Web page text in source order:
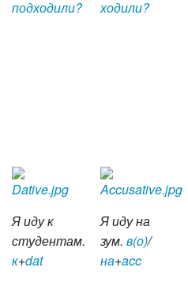
подходили?
ходили?
Я иду к
студентам.
к+dat
Я иду на
зум. в(o)/
на+acc